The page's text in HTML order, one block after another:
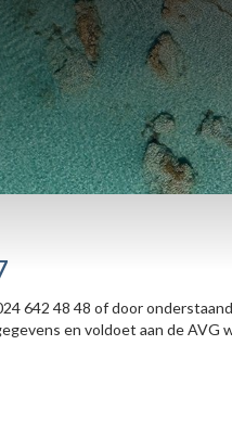
642 48 48 of door
en voldoet aan de AVG